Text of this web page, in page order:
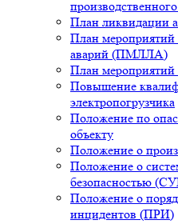
План ликвидации
План мероприятий
аварий (ПМЛЛА)
План
Повышение
электропогрузчика
Положение по
объекту
Положение о
Положение о
безопасностью
Положение о
инцидентов (ПРИ)